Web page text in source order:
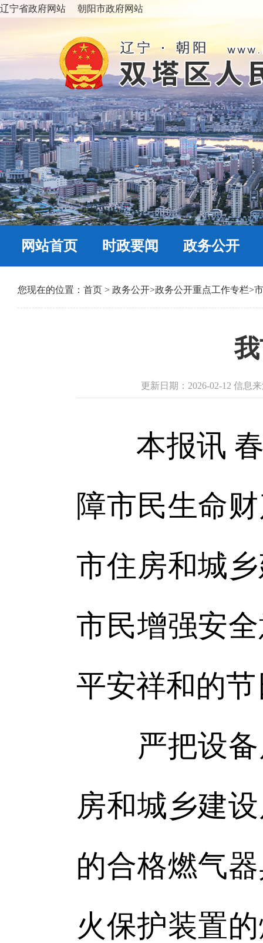
辽宁省政府网站 朝阳市政府网站
网站首页 时政要闻 政务公开
您现在的位置： 首页 > 政务公开>政务公开重点工作专栏>
更新日期：2026-02-12 信息
本报讯 春
障市民生命
市住房和城
市民增强安
平安祥和的
严把设备
房和城乡建
的合格燃气
火保护装置